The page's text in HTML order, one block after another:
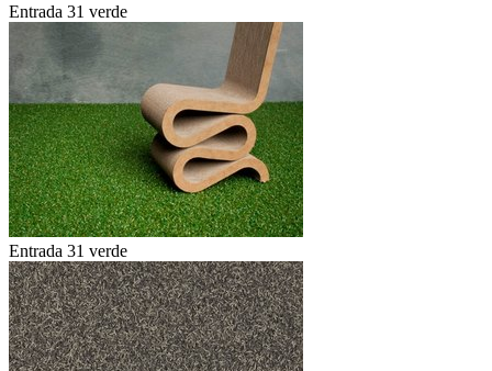
Entrada 31 verde
Entrada 31 verde